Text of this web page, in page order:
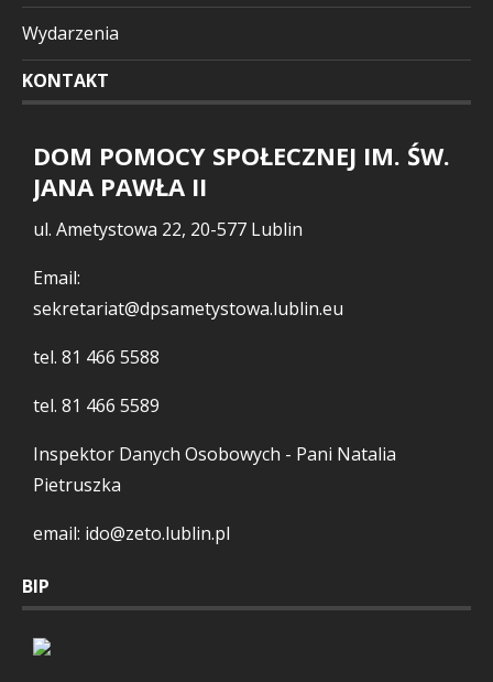
Wydarzenia
KONTAKT
DOM POMOCY SPOŁECZNEJ IM. ŚW.
JANA PAWŁA II
ul. Ametystowa 22, 20-577 Lublin
Email:
sekretariat@dpsametystowa.lublin.eu
tel. 81 466 5588
tel. 81 466 5589
Inspektor Danych Osobowych - Pani Natalia
Pietruszka
email: ido@zeto.lublin.pl
BIP